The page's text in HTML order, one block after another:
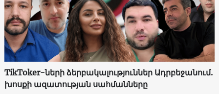
TikToker-ների ձերբակալություններ Ադրբեջանում.
խոսքի ազատության սահմանները